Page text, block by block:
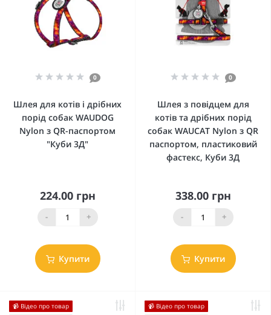
0
Шлея для котів і дрібних
порід собак WAUDOG
Nylon з QR-паспортом
"Куби 3Д"
224.00 грн
- +
Купити
0
Шлея з повідцем для
котів та дрібних порід
собак WAUCAT Nylon з QR
паспортом, пластиковий
фастекс, Куби 3Д
338.00 грн
- +
Купити
📹 Відео про товар
📹 Відео про товар